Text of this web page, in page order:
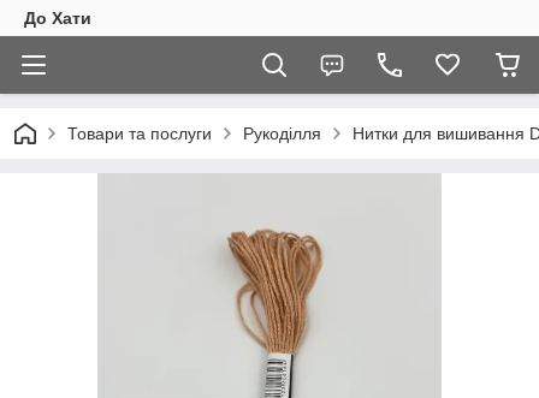
До Хати
Товари та послуги Рукоділля Нитки для вишивання